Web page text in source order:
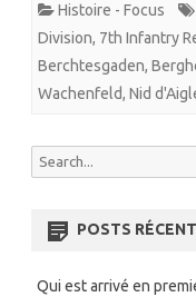
Histoire - Focus
Division, 7th Infantry
Berchtesgaden,
Wachenfeld, Nid
Search
POSTS
Qui est arrivé en